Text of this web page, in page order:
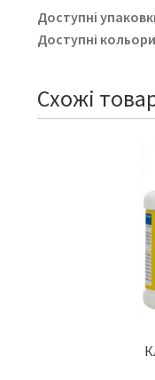
Доступні
Доступні
Схожі